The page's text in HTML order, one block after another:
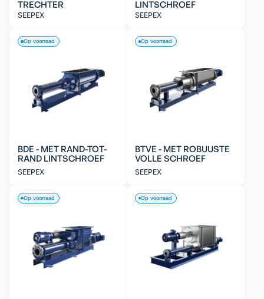
TRECHTER
SEEPEX
LINTSCHROEF
SEEPEX
BDE - MET RAND-TOT-
RAND LINTSCHROEF
SEEPEX
Op voorraad
BTVE - MET ROBUUSTE
VOLLE SCHROEF
SEEPEX
Op voorraad
Op voorraad Op voorraad